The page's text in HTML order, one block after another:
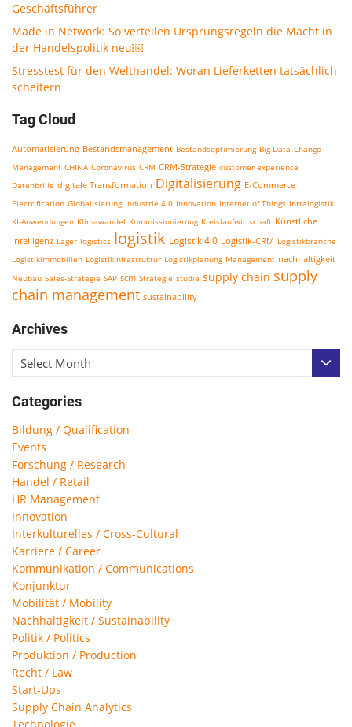
Geschäftsführer
Made in Network: So verteilen Ursprungsregeln die Macht in
der Handelspolitik neu￼
Stresstest für den Welthandel: Woran Lieferketten tatsächlich
scheitern
Tag Cloud
Automatisierung Bestandsmanagement Bestandsoptimierung Big Data Change
Management CHINA Coronavirus CRM CRM-Strategie customer experience
Datenbrille digitale Transformation Digitalisierung E-Commerce
Electrification Globalisierung Industrie 4.0 Innovation Internet of Things Intralogistik
KI-Anwendungen Klimawandel Kommissionierung Kreislaufwirtschaft Künstliche
Intelligenz Lager logistics logistik Logistik 4.0 Logistik-CRM Logistikbranche
Logistikimmobilien Logistikinfrastruktur Logistikplanung Management nachhaltigkeit
Neubau Sales-Strategie SAP scm Strategie studie supply chain supply
chain management sustainability
Archives
Select Month
Categories
Bildung / Qualification
Events
Forschung / Research
Handel / Retail
HR Management
Innovation
Interkulturelles / Cross-Cultural
Karriere / Career
Kommunikation / Communications
Konjunktur
Mobilität / Mobility
Nachhaltigkeit / Sustainability
Politik / Politics
Produktion / Production
Recht / Law
Start-Ups
Supply Chain Analytics